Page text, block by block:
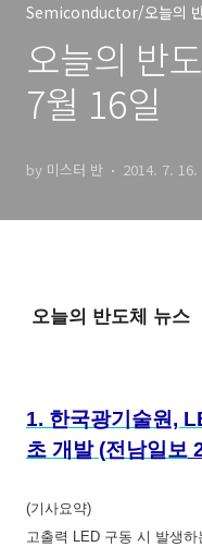
Semiconductor/오늘의
오늘의 반
7월 16일
by 미스터 반 2014. 7. 16.
오늘의 반도체 뉴스
1. 한국광기술원,
초 개발 (전남일보
(기사요약)
고출력 LED 구동 시 발생